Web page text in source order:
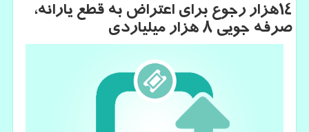
۱۴هزار رجوع برای اعتراض به قطع یارانه،
صرفه جویی ۸ هزار میلیاردی